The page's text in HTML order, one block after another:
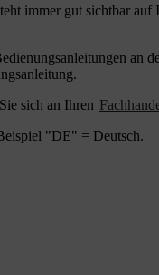
immer gut sichtbar auf
an
sich an Ihren
"DE" = Deutsch.